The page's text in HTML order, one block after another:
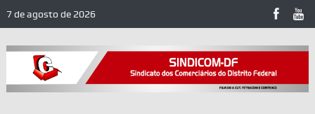
7 de agosto de 2026